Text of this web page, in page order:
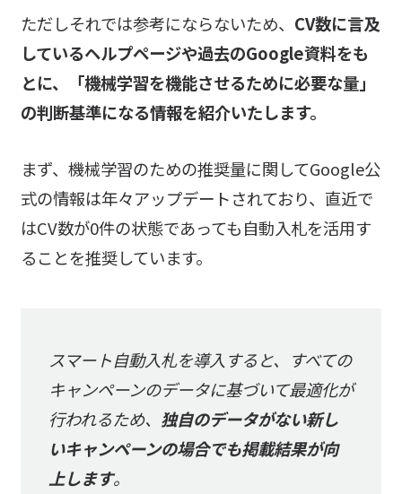
ただしそれでは参考にならないため、 CV数に言及
しているヘルプページや過去のGoogle資料をも
とに、「機械学習を機能させるために必要な量」
の判断基準になる情報を紹介いたします。
まず、機械学習のための推奨量に関してGoogle公
式の情報は年々アップデートされており、直近で
はCV数が0件の状態であっても自動入札を活用す
ることを推奨しています。
スマート自動入札を導入すると、すべての
キャンペーンのデータに基づいて最適化が
行われるため、 独自のデータがない新し
いキャンペーンの場合でも掲載結果が向
上します。